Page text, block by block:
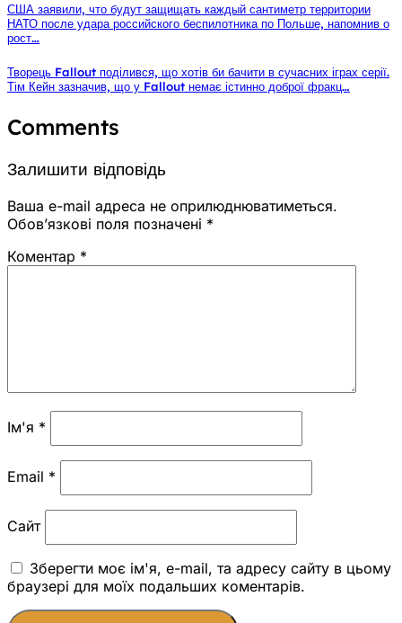
США заявили, что будут защищать каждый сантиметр территории
НАТО после удара российского беспилотника по Польше, напомнив о
рост…
Творець Fallout поділився, що хотів би бачити в сучасних іграх серії.
Тім Кейн зазначив, що у Fallout немає істинно доброї фракц…
Comments
Залишити відповідь
Ваша e-mail адреса не оприлюднюватиметься.
Обов’язкові поля позначені *
Коментар *
Ім'я *
Email *
Сайт
Зберегти моє ім'я, e-mail, та адресу сайту в цьому
браузері для моїх подальших коментарів.